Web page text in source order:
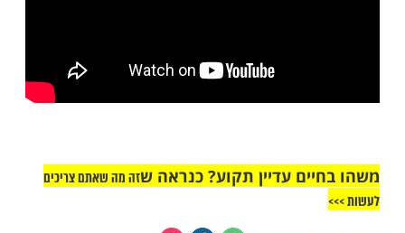
כהן – למה להתפלל על מציאת זיווג, אם נקבע
נתחתן? צפו